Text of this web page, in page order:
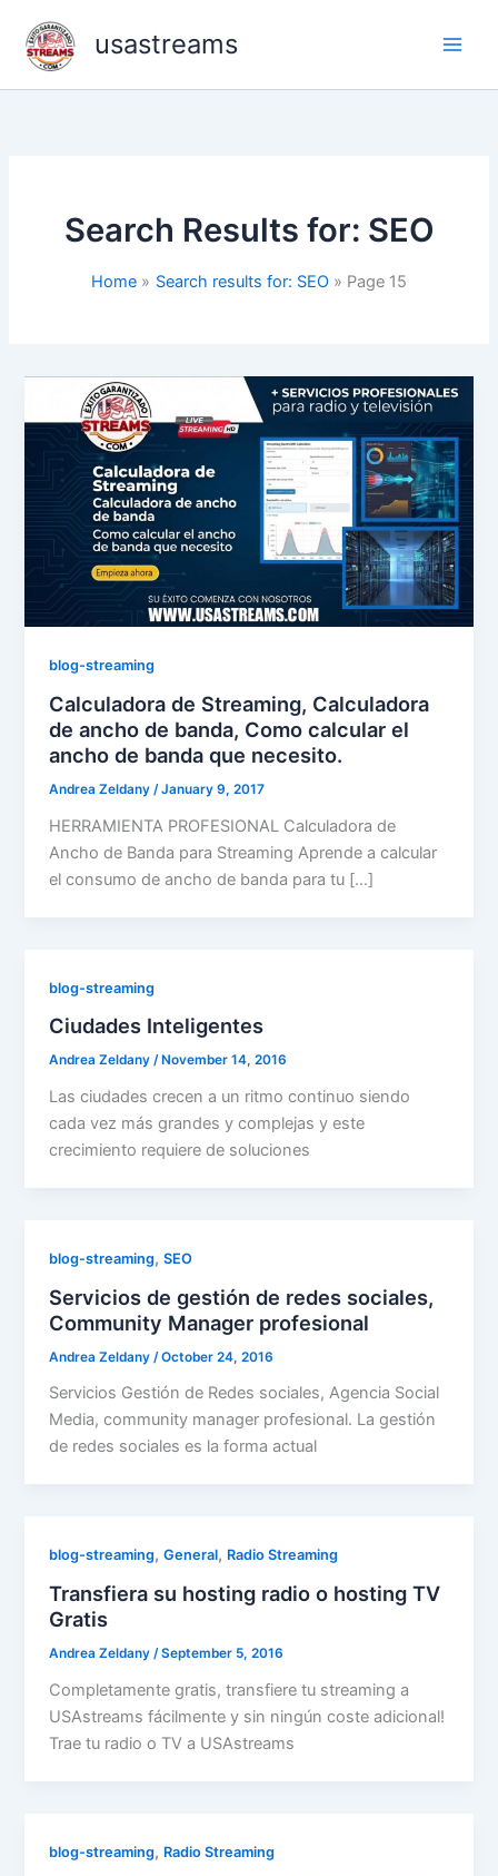
content
usastreams
Search Results for: SEO
Home Search results for: SEO Page 15
blog-streaming
Calculadora de Streaming, Calculadora
de ancho de banda, Como calcular el
ancho de banda que necesito.
Andrea Zeldany/January 9, 2017
HERRAMIENTA PROFESIONAL Calculadora de
Ancho de Banda para Streaming Aprende a calcular
el consumo de ancho de banda para tu […]
blog-streaming
Ciudades Inteligentes
Andrea Zeldany/ November 14, 2016
Las ciudades crecen a un ritmo continuo siendo
cada vez más grandes y complejas y este
crecimiento requiere de soluciones
blog-streaming,SEO
Servicios de gestión de redes sociales,
Community Manager profesional
Andrea Zeldany /October 24, 2016
Servicios Gestión de Redes sociales, Agencia Social
Media, community manager profesional. La gestión
de redes sociales es la forma actual
blog-streaming,General, Radio Streaming
Transfiera su hosting radio o hosting TV
Gratis
Andrea Zeldany/September 5, 2016
Completamente gratis, transfiere tu streaming a
USAstreams fácilmente y sin ningún coste adicional!
Trae tu radio o TV a USAstreams
blog-streaming, Radio Streaming